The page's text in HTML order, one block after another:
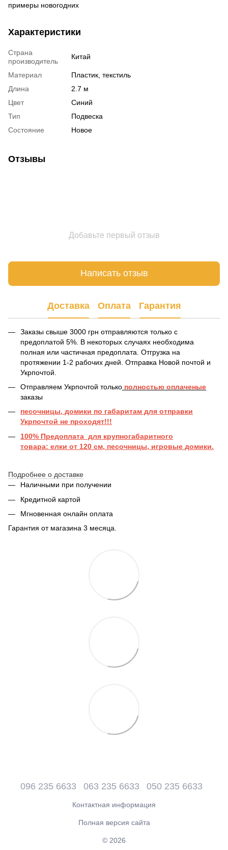
примеры новогодних
Характеристики
Страна
производитель
Китай
Материал
Пластик, текстиль
Длина
2.7 м
Цвет
Синий
Тип
Подвеска
Состояние
Новое
Отзывы
Добавьте первый отзыв
Написать отзыв
Доставка Оплата Гарантия
Заказы свыше 3000 грн отправляются только с
предоплатой 5%. В некоторых случаях необходима
полная или частичная предоплата. Отгрузка на
протяжении 1-2 рабочих дней. Отправка Новой почтой и
Укрпочтой.
Отправляем Укрпочтой только полностью оплаченые
заказы
песочницы, домики по габаритам для отправки
Укрпочтой не проходят!!!
100% Предоплата для крупногабаритного
товара: елки от 120 см, песочницы, игровые домики.
Подробнее о доставке
Наличными при получении
Кредитной картой
Мгновенная онлайн оплата
Гарантия от магазина 3 месяца.
096 235 6633 063 235 6633 050 235 6633
Контактная информация
Полная версия сайта
© 2026